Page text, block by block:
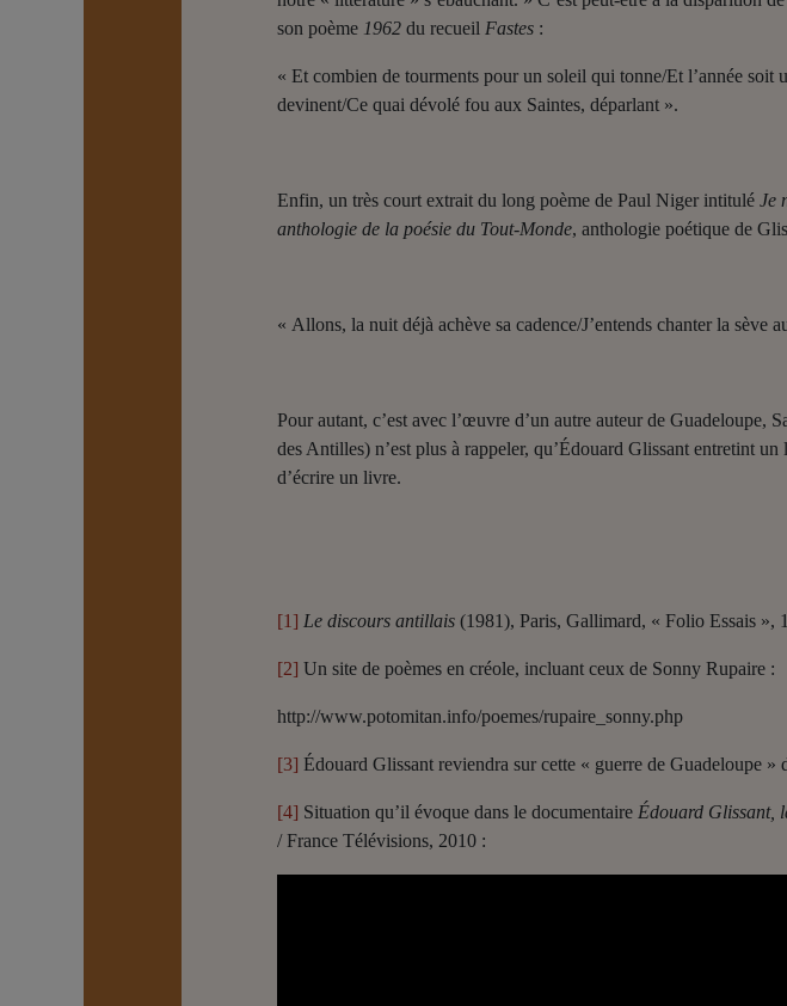
son poème 1962 du recueil Fastes :
« Et combien de tourments pour un soleil qui tonne/Et l’année
devinent/Ce quai dévolé fou aux Saintes, déparlant ».
Enfin, un très court extrait du long poème de Paul Niger intitulé Je
anthologie de la poésie du Tout-Monde, anthologie poétique de
« Allons, la nuit déjà achève sa cadence/J’entends chanter la sève
Pour autant, c’est avec l’œuvre d’un autre auteur de
des Antilles) n’est plus à rappeler, qu’Édouard Glissant entretint
d’écrire un livre.
[1] Le discours antillais (1981), Paris, Gallimard, « Folio Essais »,
[2] Un site de poèmes en créole, incluant ceux de Sonny Rupaire :
http://www.potomitan.info/poemes/rupaire_sonny.php
[3] Édouard Glissant reviendra sur cette « guerre de Guadeloupe »
[4] Situation qu’il évoque dans le documentaire Édouard Glissant,
/ France Télévisions, 2010 :